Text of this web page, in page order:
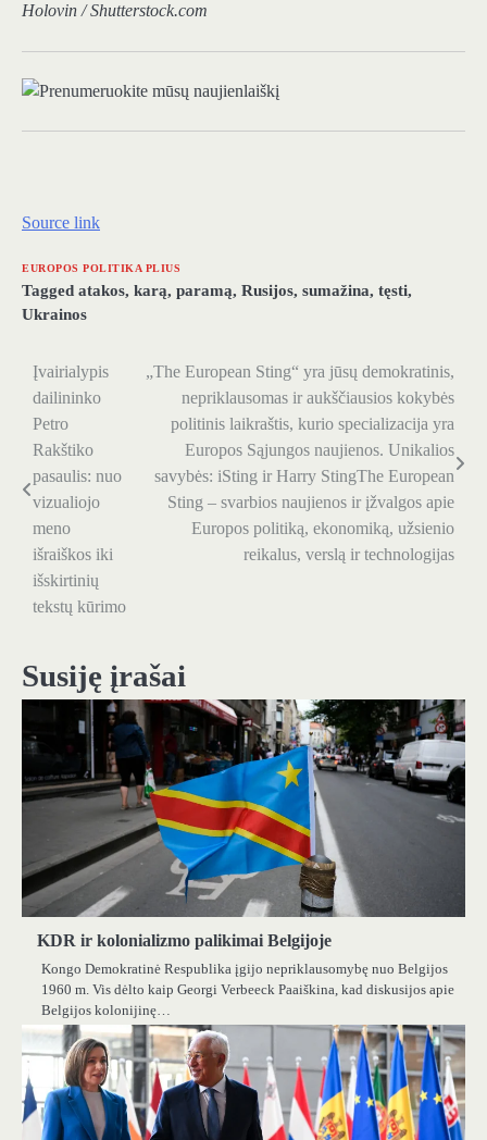
Holovin / Shutterstock.com
Source link
EUROPOS POLITIKA PLIUS
Tagged atakos, karą, paramą, Rusijos, sumažina, tęsti,
Ukrainos
Navigacija
tarp
įrašų
Įvairialypis
dailininko
Petro
Rakštiko
pasaulis: nuo
vizualiojo
meno
išraiškos iki
išskirtinių
tekstų kūrimo
„The European Sting“ yra jūsų demokratinis,
nepriklausomas ir aukščiausios kokybės
politinis laikraštis, kurio specializacija yra
Europos Sąjungos naujienos. Unikalios
savybės: iSting ir Harry StingThe European
Sting – svarbios naujienos ir įžvalgos apie
Europos politiką, ekonomiką, užsienio
reikalus, verslą ir technologijas
Susiję įrašai
KDR ir kolonializmo palikimai Belgijoje
Kongo Demokratinė Respublika įgijo nepriklausomybę nuo Belgijos
1960 m. Vis dėlto kaip Georgi Verbeeck Paaiškina, kad diskusijos apie
Belgijos kolonijinę…